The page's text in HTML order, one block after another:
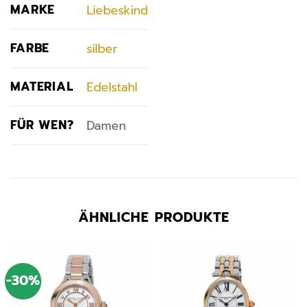
MARKE Liebeskind
FARBE silber
MATERIAL Edelstahl
FÜR WEN? Damen
ÄHNLICHE PRODUKTE
-30%